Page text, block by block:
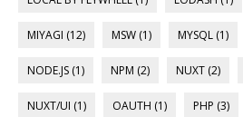
MIYAGI (12) MSW (1) MYSQL (1)
NODE.JS (1) NPM (2) NUXT (2)
NUXT/UI (1) OAUTH (1) PHP (3)